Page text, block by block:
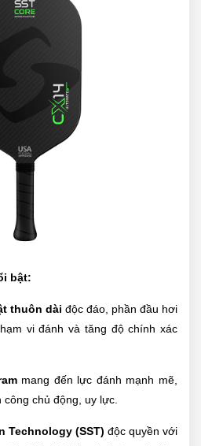
bật:
thuôn dài độc đáo, phần đầu hơi
vi đánh và tăng độ chính xác
mang đến lực đánh mạnh mẽ,
chủ động, uy lực.
Technology (SST) độc quyền với